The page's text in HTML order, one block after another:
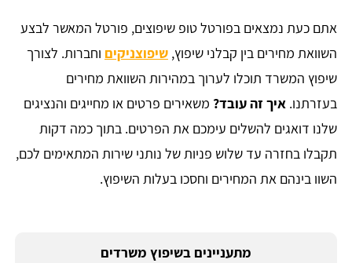
אתם כעת נמצאים בפורטל טופ שיפוצים, פורטל המאשר לבצע
השוואת מחירים בין קבלני שיפוץ, שיפוצניקים וחברות. לצורך
שיפוץ המשרד תוכלו לערוך במהירות השוואת מחירים
בעזרתנו. איך זה עובד? משאירים פרטים או מחייגים והנציגים
שלנו דואגים להשלים עימכם את הפרטים. בתוך כמה דקות
תקבלו בחזרה עד שלוש פניות של נותני שירות המתאימים לכם,
השוו בינהם את המחירים וחסכו בעלות השיפוץ.
מתעניינים בשיפוץ משרדים